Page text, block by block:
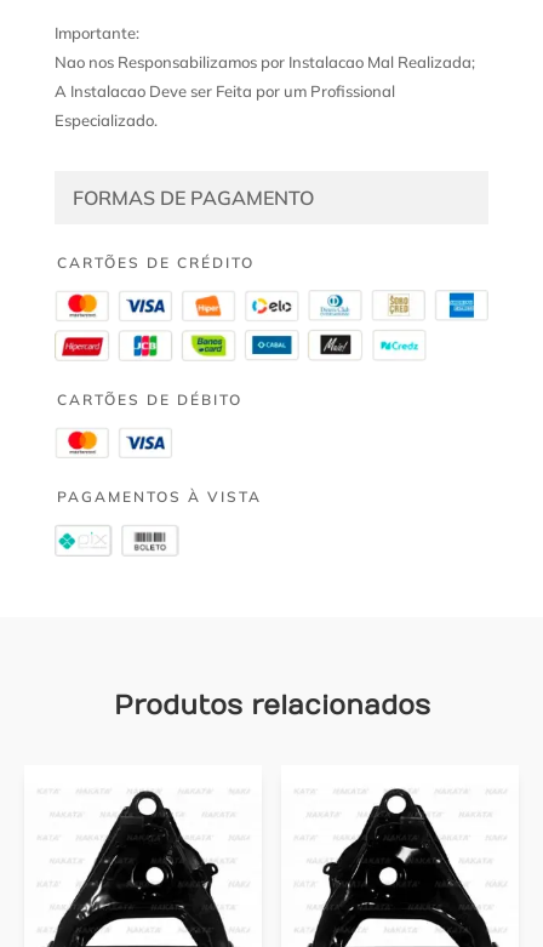
Importante:
Nao nos Responsabilizamos por Instalacao Mal Realizada;
A Instalacao Deve ser Feita por um Profissional
Especializado.
FORMAS DE PAGAMENTO
CARTÕES DE CRÉDITO
CARTÕES DE DÉBITO
PAGAMENTOS À VISTA
Produtos relacionados